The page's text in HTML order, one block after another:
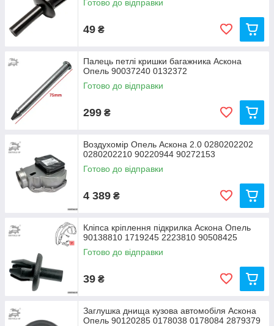
Готово до відправки
49 ₴
Палець петлі кришки багажника Аскона
Опель 90037240 0132372
Готово до відправки
299 ₴
Воздухомір Опель Аскона 2.0 0280202202
0280202210 90220944 90272153
Готово до відправки
4 389 ₴
Кліпса кріплення підкрилка Аскона Опель
90138810 1719245 2223810 90508425
Готово до відправки
39 ₴
Заглушка днища кузова автомобіля Аскона
Опель 90120285 0178038 0178084 2879379